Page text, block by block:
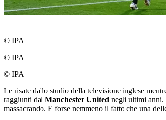
© IPA
© IPA
© IPA
Le risate dallo studio della televisione inglese
raggiunti dal Manchester United negli ultimi anni.
massacrando. E forse nemmeno il fatto che una